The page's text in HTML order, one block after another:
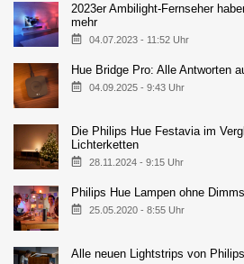
2023er Ambilight-Fernseher
mehr
04.07.2023 - 11:52 Uhr
Hue Bridge Pro: Alle Antworten
04.09.2025 - 9:43 Uhr
Die Philips Hue Festavia im
Lichterketten
28.11.2024 - 9:15 Uhr
Philips Hue Lampen ohne
25.05.2020 - 8:55 Uhr
Alle neuen Lightstrips von